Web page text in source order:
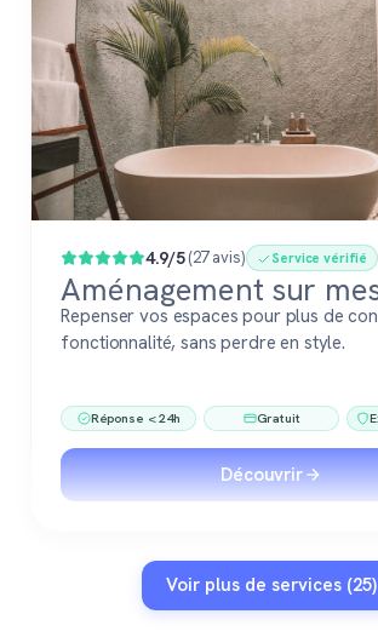
4.9/5(27 avis) Service vérifié
Aménagement sur
Repenser vos espaces pour plus de
fonctionnalité, sans perdre en style.
Réponse < 24h Gratuit
Découvrir
Voir plus de services (25)